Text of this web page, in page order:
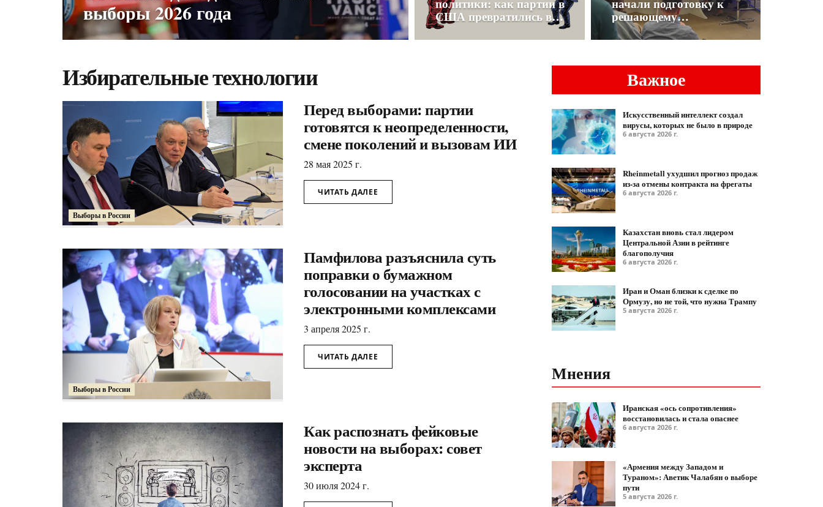
выборы 2026 года политики: как партии в
США превратились в
сервис для богатых
начали подготовку к
решающему
электоральному циклу
Избирательные технологии
Выборы в России
Перед выборами: партии
готовятся к неопределенности,
смене поколений и вызовам ИИ
28 мая 2025 г.
ЧИТАТЬ ДАЛЕЕ
Выборы в России
Памфилова разъяснила суть
поправки о бумажном
голосовании на участках с
электронными комплексами
3 апреля 2025 г.
ЧИТАТЬ ДАЛЕЕ
Как распознать фейковые
новости на выборах: совет
эксперта
30 июля 2024 г.
Важное
Искусственный интеллект создал
вирусы, которых не было в природе
6 августа 2026 г.
Rheinmetall ухудшил прогноз продаж
из-за отмены контракта на фрегаты
6 августа 2026 г.
Казахстан вновь стал лидером
Центральной Азии в рейтинге
благополучия
6 августа 2026 г.
Иран и Оман близки к сделке по
Ормузу, но не той, что нужна Трампу
5 августа 2026 г.
Мнения
Иранская «ось сопротивления»
восстановилась и стала опаснее
6 августа 2026 г.
«Армения между Западом и
Тураном»: Аветик Чалабян о выборе
пути
5 августа 2026 г.